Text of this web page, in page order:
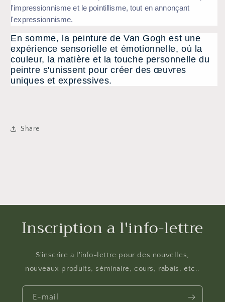
l'impressionnisme et le pointillisme, tout en annonçant
l'expressionnisme.
En somme, la peinture de Van Gogh est une
expérience sensorielle et émotionnelle, où la
couleur, la matière et la touche personnelle du
peintre s'unissent pour créer des œuvres
uniques et expressives.
Share
Inscription a l'info-lettre
S'inscrire a l'info-lettre pour des nouvelles,
nouveaux produits, séminaire, cours, rabais, etc..
E-mail